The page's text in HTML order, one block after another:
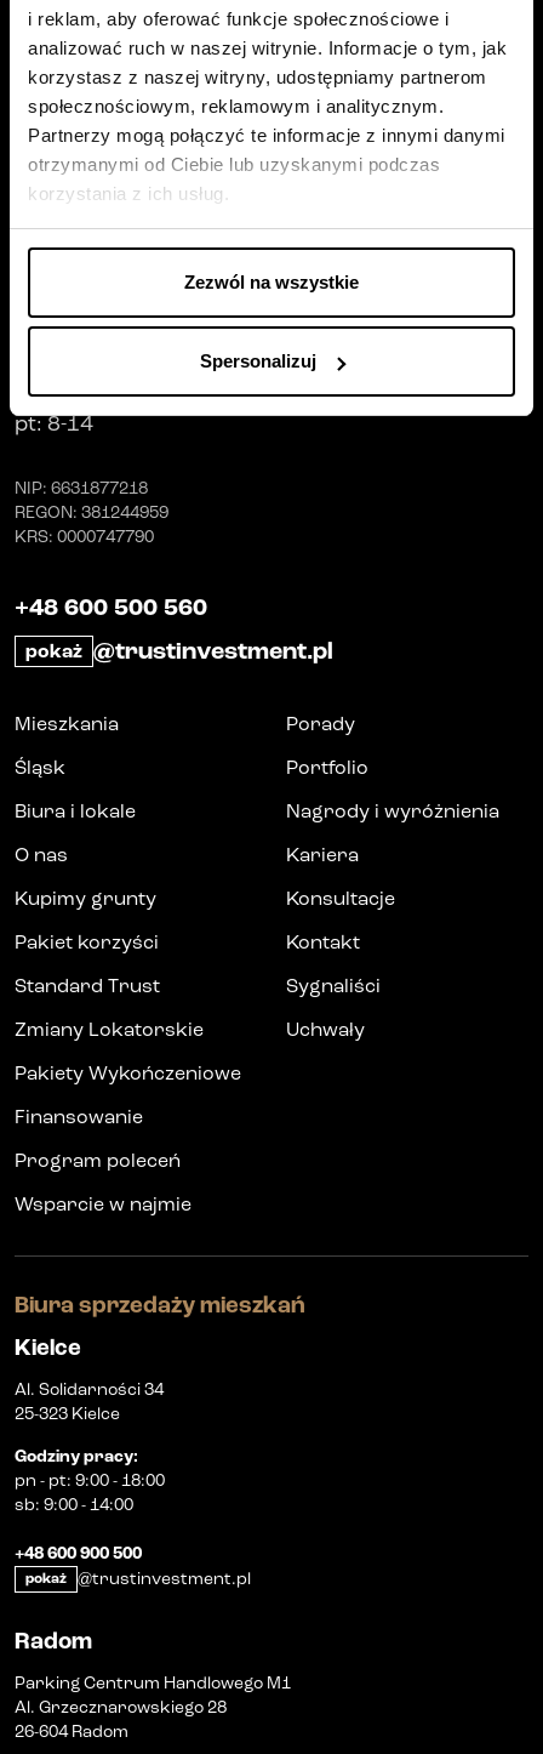
i reklam, aby oferować funkcje społecznościowe i
analizować ruch w naszej witrynie. Informacje o tym, jak
korzystasz z naszej witryny, udostępniamy partnerom
społecznościowym, reklamowym i analitycznym.
Partnerzy mogą połączyć te informacje z innymi danymi
otrzymanymi od Ciebie lub uzyskanymi podczas
korzystania z ich usług.
Zezwól na wszystkie
Spersonalizuj
Siedziba firmy
Trust Investment SA
25-662Kielce
Godziny pracy:
śr-czw: 8-16
pt: 8-14
NIP: 6631877218
REGON: 381244959
KRS: 0000747790
+48 600 500 560
pokaż @trustinvestment.pl
Mieszkania
Śląsk
Biura i lokale
O nas
Kupimy grunty
Pakiet korzyści
Standard Trust
Zmiany Lokatorskie
Pakiety Wykończeniowe
Finansowanie
Program poleceń
Wsparcie w najmie
Porady
Portfolio
Nagrody i wyróżnienia
Kariera
Konsultacje
Kontakt
Sygnaliści
Uchwały
Biura sprzedaży mieszkań
Kielce
Al. Solidarności 34
25-323 Kielce
Godziny pracy:
pn - pt: 9:00 - 18:00
sb: 9:00 - 14:00
+48 600 900 500
pokaż @trustinvestment.pl
Radom
Parking Centrum Handlowego M1
Al. Grzecznarowskiego 28
26-604 Radom